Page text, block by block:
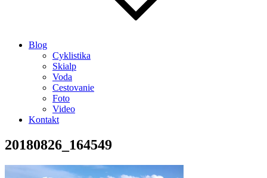
Blog
Cyklistika
Skialp
Voda
Cestovanie
Foto
Video
Kontakt
20180826_164549